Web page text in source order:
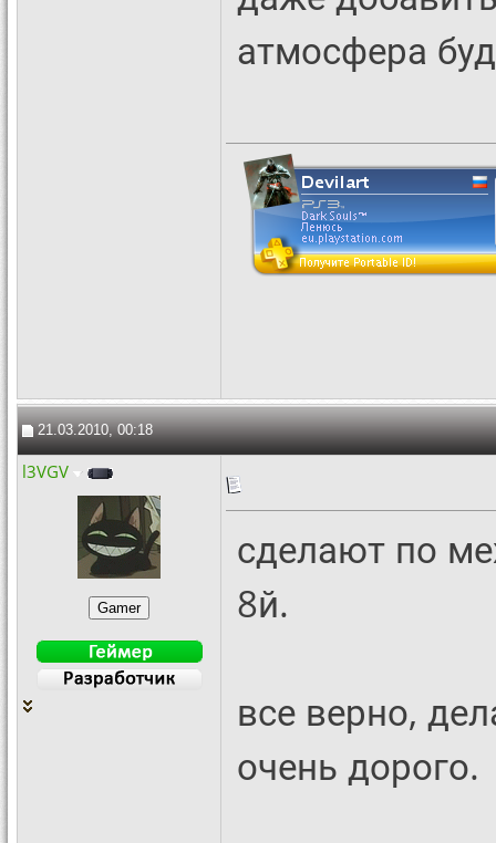
атмосфера
21.03.2010, 00:18
l3VGV
сделают по
8й.
все верно,
очень дорого.